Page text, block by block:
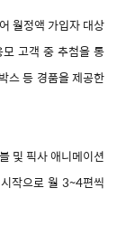
월정액 가입자 대상
고객 중 추첨을 통
스 등 경품을 제공한
및 픽사 애니메이션
작으로 월 3~4편씩